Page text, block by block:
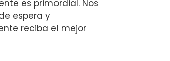
es primordial. Nos
espera y
reciba el mejor